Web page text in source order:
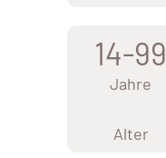
14-99
Jahre
Alter